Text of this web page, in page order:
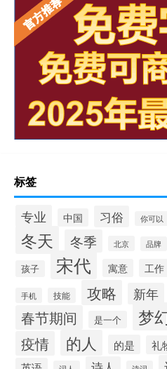
标签
专业 中国 习俗 你可以
冬天 冬季 北京 品牌
孩子 宋代 寓意 工作
手机 技能 攻略 新年
春节期间 是一个 梦
疫情 的人 的是 礼